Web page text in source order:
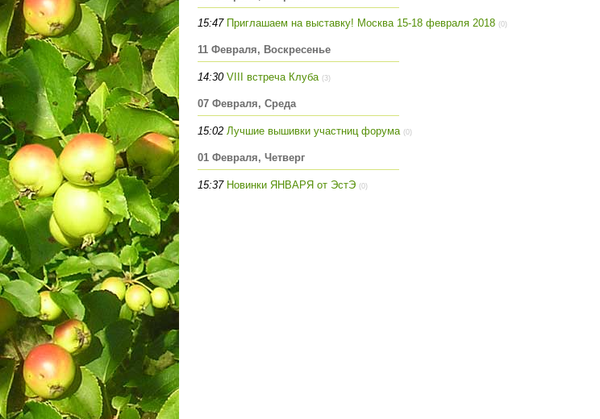
15:47 Приглашаем на выставку! Москва 15-18 февраля 2018 (0)
11 Февраля, Воскресенье
14:30 VIII встреча Клуба (3)
07 Февраля, Среда
15:02 Лучшие вышивки участниц форума (0)
01 Февраля, Четверг
15:37 Новинки ЯНВАРЯ от ЭстЭ (0)